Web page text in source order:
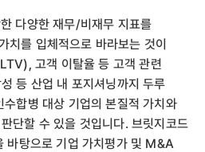
다양한 재무/비재무 지표를
치를 입체적으로 바라보는 것이
고객 이탈율 등 고객 관련
등 산업 내 포지셔닝까지 두루
합병 대상 기업의 본질적 가치와
단할 수 있을 것입니다. 브릿지코드
바탕으로 기업 가치평가 및 M&A